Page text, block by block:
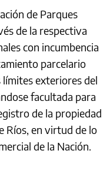
de Parques
de la respectiva
con incumbencia
parcelario
exteriores del
facultada para
de la propiedad
Ríos, en virtud de lo
de la Nación.